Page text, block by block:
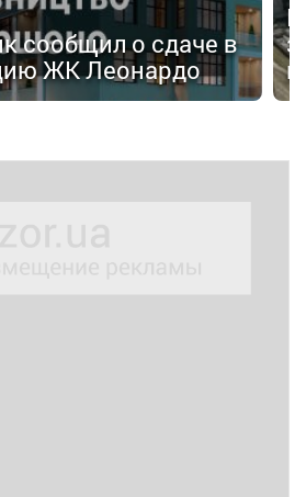
сообщил о сдаче в
ЖК Леонардо